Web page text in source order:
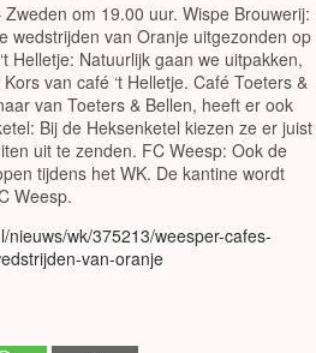
om 19.00 uur. Wispe Brouwerij:
wedstrijden van Oranje uitgezonden op
Helletje: Natuurlijk gaan we uitpakken,
van café ‘t Helletje. Café Toeters &
van Toeters & Bellen, heeft er ook
Bij de Heksenketel kiezen ze er juist
uit te zenden. FC Weesp: Ook de
tijdens het WK. De kantine wordt
Weesp.
nieuws/wk/375213/weesper-cafes-
van-oranje